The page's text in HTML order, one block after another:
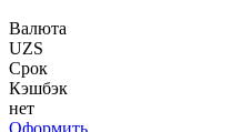
Валюта
UZS
Срок
Кэшбэк
нет